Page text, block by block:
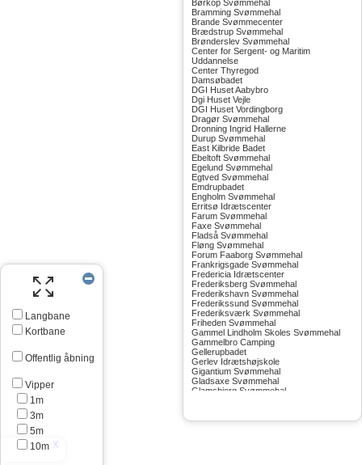
Langbane
Kortbane
Offentlig åbning
Vipper
1m
3m
5m
10m
Børkop Svømmehal
Bramming Svømmehal
Brande Svømmecenter
Brædstrup Svømmehal
Brønderslev Svømmehal
Center for Sergent- og Maritim
Uddannelse
Center Thyregod
Damsøbadet
DGI Huset Aabybro
Dgi Huset Vejle
DGI Huset Vordingborg
Dragør Svømmehal
Dronning Ingrid Hallerne
Durup Svømmehal
East Kilbride Badet
Ebeltoft Svømmehal
Egelund Svømmehal
Egtved Svømmehal
Emdrupbadet
Engholm Svømmehal
Erritsø Idrætscenter
Farum Svømmehal
Faxe Svømmehal
Fladså Svømmehal
Fløng Svømmehal
Forum Faaborg Svømmehal
Frankrigsgade Svømmehal
Fredericia Idrætscenter
Frederiksberg Svømmehal
Frederikshavn Svømmehal
Frederikssund Svømmehal
Frederiksværk Svømmehal
Friheden Svømmehal
Gammel Lindholm Skoles Svømmehal
Gammelbro Camping
Gellerupbadet
Gerlev Idrætshøjskole
Gigantium Svømmehal
Gladsaxe Svømmehal
Glamsbjerg Svømmehal
Greve Svømmehal